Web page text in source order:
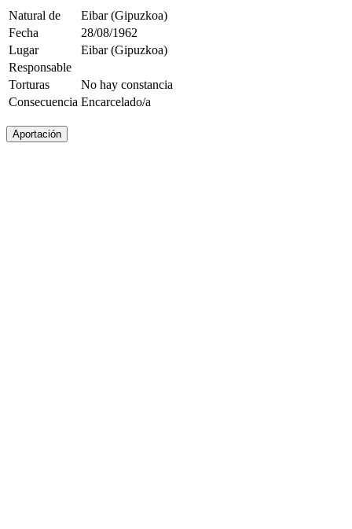
Natural de
Eibar (Gipuzkoa)
Fecha
28/08/1962
Lugar
Eibar (Gipuzkoa)
Responsable
Torturas
No hay constancia
Consecuencia Encarcelado/a